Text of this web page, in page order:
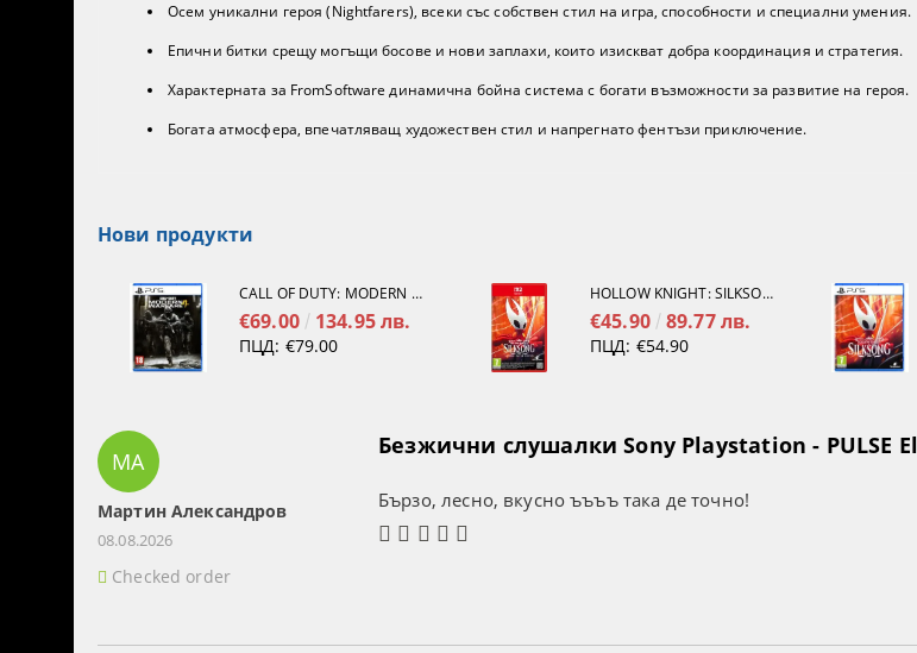
Осем уникални героя (Nightfarers), всеки със собствен стил на игра, способности и специални умения.
Епични битки срещу могъщи босове и нови заплахи, които изискват добра координация и стратегия.
Характерната за FromSoftware динамична бойна система с богати възможности за развитие на героя.
Богата атмосфера, впечатляващ художествен стил и напрегнато фентъзи приключение.
Нови продукти
CALL OF DUTY: MODERN WARFARE 4[PS5]
€69.00 134.95 лв.
ПЦД: €79.00
HOLLOW KNIGHT: SILKSONG [NINTENDO SWITCH 2]
€45.90 89.77 лв.
ПЦД: €54.90
МА
Мартин Александров
08.08.2026
Checked order
Безжични слушалки Sony Playstation - PULSE
Бързо, лесно, вкусно ъъъъ така де точно!